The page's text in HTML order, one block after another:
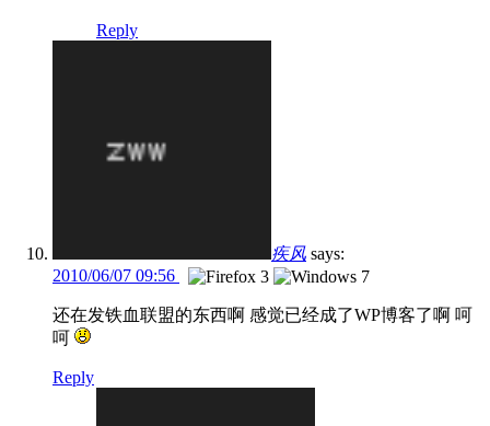
Reply
疾风 says:
2010/06/07 09:56
还在发铁血联盟的东西啊 感觉已经成了WP博客了啊 呵
呵
Reply